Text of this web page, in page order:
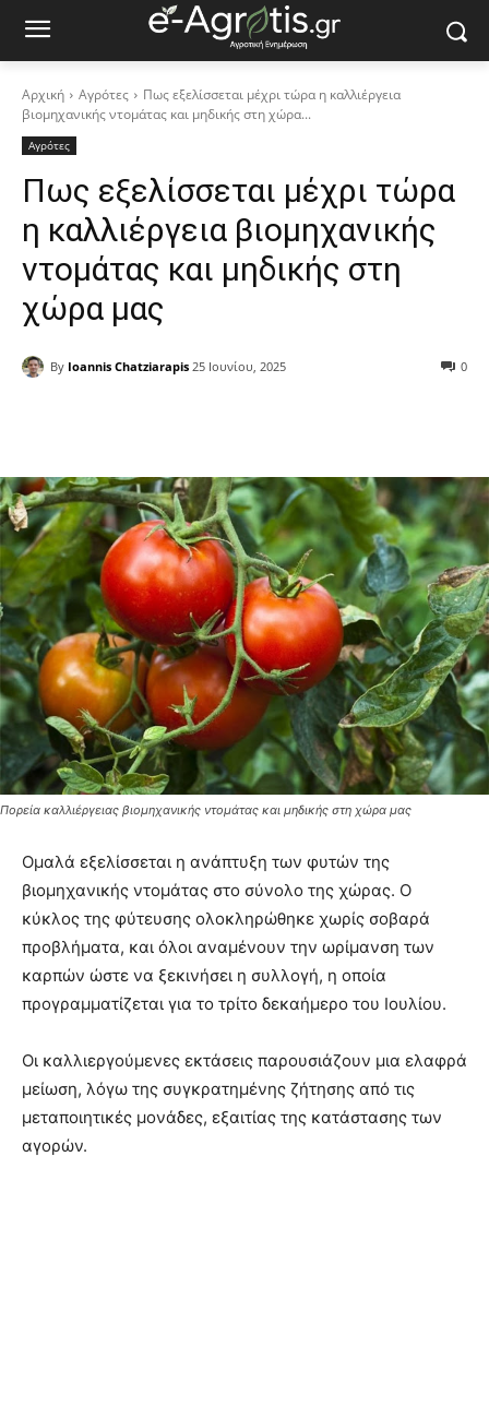
Αρχική Αγρότες
Πως εξελίσσεται μέχρι τώρα η καλλιέργεια
βιομηχανικής ντομάτας και μηδικής στη χώρα...
Αγρότες
Πως εξελίσσεται μέχρι τώρα
η καλλιέργεια βιομηχανικής
ντομάτας και μηδικής στη
χώρα μας
By Ioannis Chatziarapis 25 Ιουνίου, 2025 0
Πορεία καλλιέργειας βιομηχανικής ντομάτας και μηδικής στη χώρα μας
Ομαλά εξελίσσεται η ανάπτυξη των φυτών της
βιομηχανικής ντομάτας στο σύνολο της χώρας. Ο
κύκλος της φύτευσης ολοκληρώθηκε χωρίς σοβαρά
προβλήματα, και όλοι αναμένουν την ωρίμανση των
καρπών ώστε να ξεκινήσει η συλλογή, η οποία
προγραμματίζεται για το τρίτο δεκαήμερο του Ιουλίου.
Οι καλλιεργούμενες εκτάσεις παρουσιάζουν μια ελαφρά
μείωση, λόγω της συγκρατημένης ζήτησης από τις
μεταποιητικές μονάδες, εξαιτίας της κατάστασης των
αγορών.